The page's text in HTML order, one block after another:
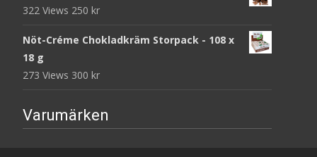
322 Views 250 kr
Nöt-Créme Chokladkräm Storpack - 108 x
18 g
273 Views 300 kr
Varumärken